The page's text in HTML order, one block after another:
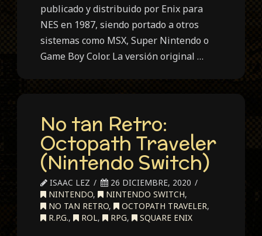
publicado y distribuido por Enix para
NES en 1987, siendo portado a otros
sistemas como MSX, Super Nintendo o
Game Boy Color. La versión original …
No tan Retro:
Octopath Traveler
(Nintendo Switch)
ISAAC LEZ
26 DICIEMBRE, 2020
NINTENDO, NINTENDO SWITCH,
NO TAN RETRO, OCTOPATH TRAVELER,
R.P.G., ROL, RPG, SQUARE ENIX